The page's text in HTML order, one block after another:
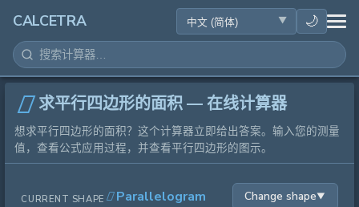
CALCETRA 🌙
数学
转换
科学
求平行四边形的面积 — 在线计算器
想求平行四边形的面积？这个计算器立即给出答案。输入您的测量
值，查看公式应用过程，并查看平行四边形的图示。
CURRENT SHAPE Parallelogram Change shape▼